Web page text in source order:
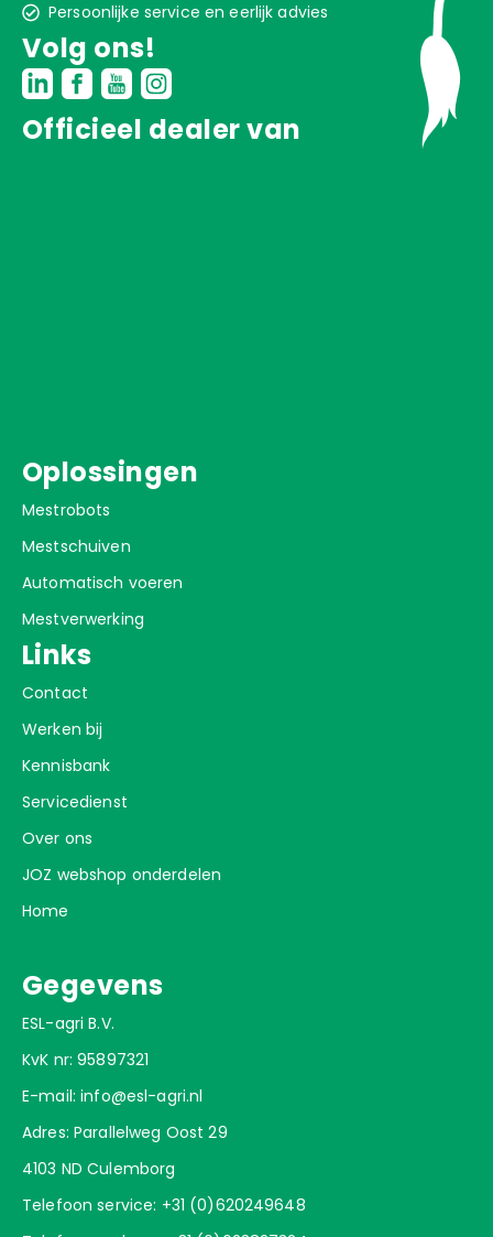
Persoonlijke service en eerlijk advies
Volg ons!
Officieel dealer van
Oplossingen
Mestrobots
Mestschuiven
Automatisch voeren
Mestverwerking
Links
Contact
Werken bij
Kennisbank
Servicedienst
Over ons
JOZ webshop onderdelen
Home
Gegevens
ESL-agri B.V.
KvK nr: 95897321
E-mail:info@esl-agri.nl
Adres: Parallelweg Oost 29
4103 ND Culemborg
Telefoon service: +31 (0)620249648